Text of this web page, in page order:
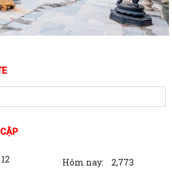
chức chương trình "Bữa cơm công đoàn"
lao động
trọng tổ chức Lễ thắp nến tri ân các anh
Thành Đông ban hành Quyết định thu hồi
12 Hôm nay: 2,773